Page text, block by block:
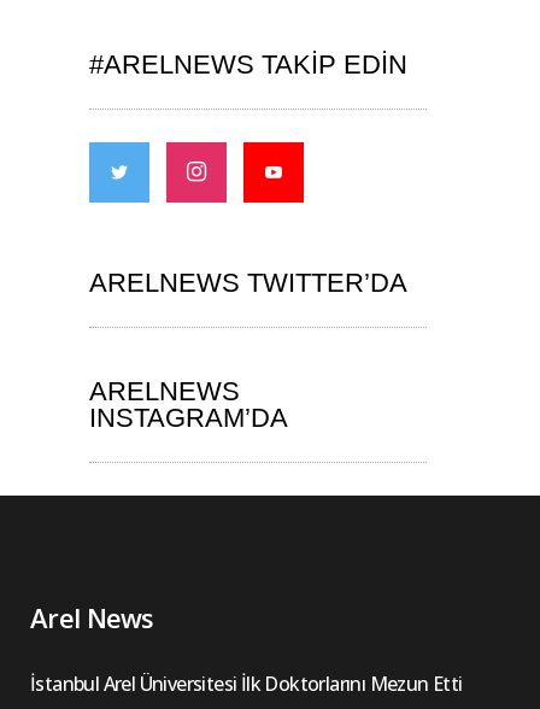
#ARELNEWS TAKIP EDIN
ARELNEWS TWITTER’DA
ARELNEWS
INSTAGRAM’DA
Arel News
İstanbul Arel Üniversitesi İlk Doktorlarını Mezun Etti